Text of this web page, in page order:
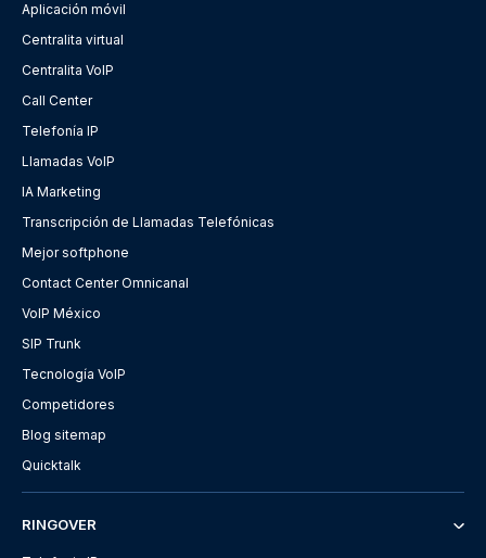
Aplicación móvil
Centralita virtual
Centralita VoIP
Call Center
Telefonía IP
Llamadas VoIP
IA Marketing
Transcripción de Llamadas Telefónicas
Mejor softphone
Contact Center Omnicanal
VoIP México
SIP Trunk
Tecnología VoIP
Competidores
Blog sitemap
Quicktalk
RINGOVER